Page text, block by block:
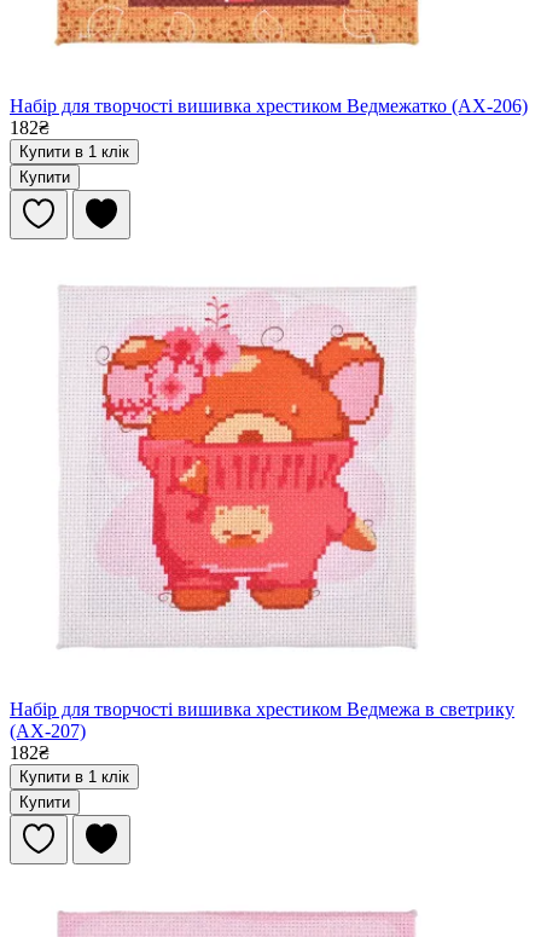
Набір для творчості вишивка хрестиком Ведмежатко (AX-206)
182₴
Купити в 1 клік
Купити
Набір для творчості вишивка хрестиком Ведмежа в светрику
(AX-207)
182₴
Купити в 1 клік
Купити